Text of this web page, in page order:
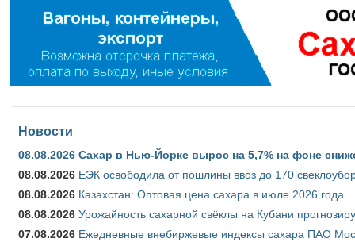
Новости
08.08.2026 Сахар в Нью-Йорке вырос на 5,7% на фоне
08.08.2026 ЕЭК освободила от пошлины ввоз до 170
08.08.2026 Казахстан: Оптовая цена сахара в июле 2026 года
08.08.2026 Урожайность сахарной свёклы на Кубани
07.08.2026 Ежедневные внебиржевые индексы сахара ПАО